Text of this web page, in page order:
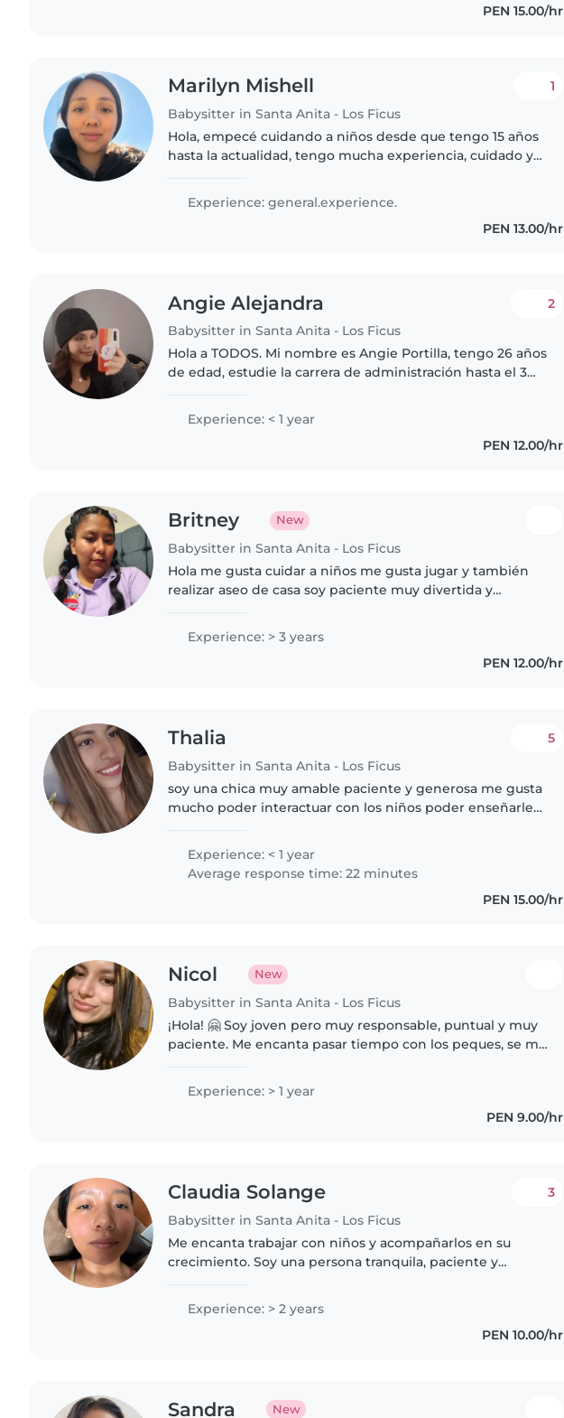
PEN 15.00/hr
Marilyn Mishell
Babysitter in Santa Anita - Los Ficus
1
Hola, empecé cuidando a niños desde que tengo 15 años
hasta la actualidad, tengo mucha experiencia, cuidado y
Experience: general.experience.
PEN 13.00/hr
Angie Alejandra
Babysitter in Santa Anita - Los Ficus
2
Hola a TODOS. Mi nombre es Angie Portilla, tengo 26 años
de edad, estudie la carrera de administración hasta el 3
Experience: < 1 year
PEN 12.00/hr
Britney New
Babysitter in Santa Anita - Los Ficus
Hola me gusta cuidar a niños me gusta jugar y también
realizar aseo de casa soy paciente muy divertida y
especiales síndrome de..
Experience: > 3 years
PEN 12.00/hr
Thalia
Babysitter in Santa Anita - Los Ficus
5
soy una chica muy amable paciente y generosa me gusta
mucho poder interactuar con los niños poder enseñarles
Experience: < 1 year
Average response time: 22 minutes
PEN 15.00/hr
Nicol New
Babysitter in Santa Anita - Los Ficus
¡Hola! 🤗 Soy joven pero muy responsable, puntual y muy
paciente. Me encanta pasar tiempo con los peques, se me
Busco una familia..
Experience: > 1 year
PEN 9.00/hr
Claudia Solange
Babysitter in Santa Anita - Los Ficus
3
Me encanta trabajar con niños y acompañarlos en su
crecimiento. Soy una persona tranquila, paciente y
Experience: > 2 years
PEN 10.00/hr
Sandra New